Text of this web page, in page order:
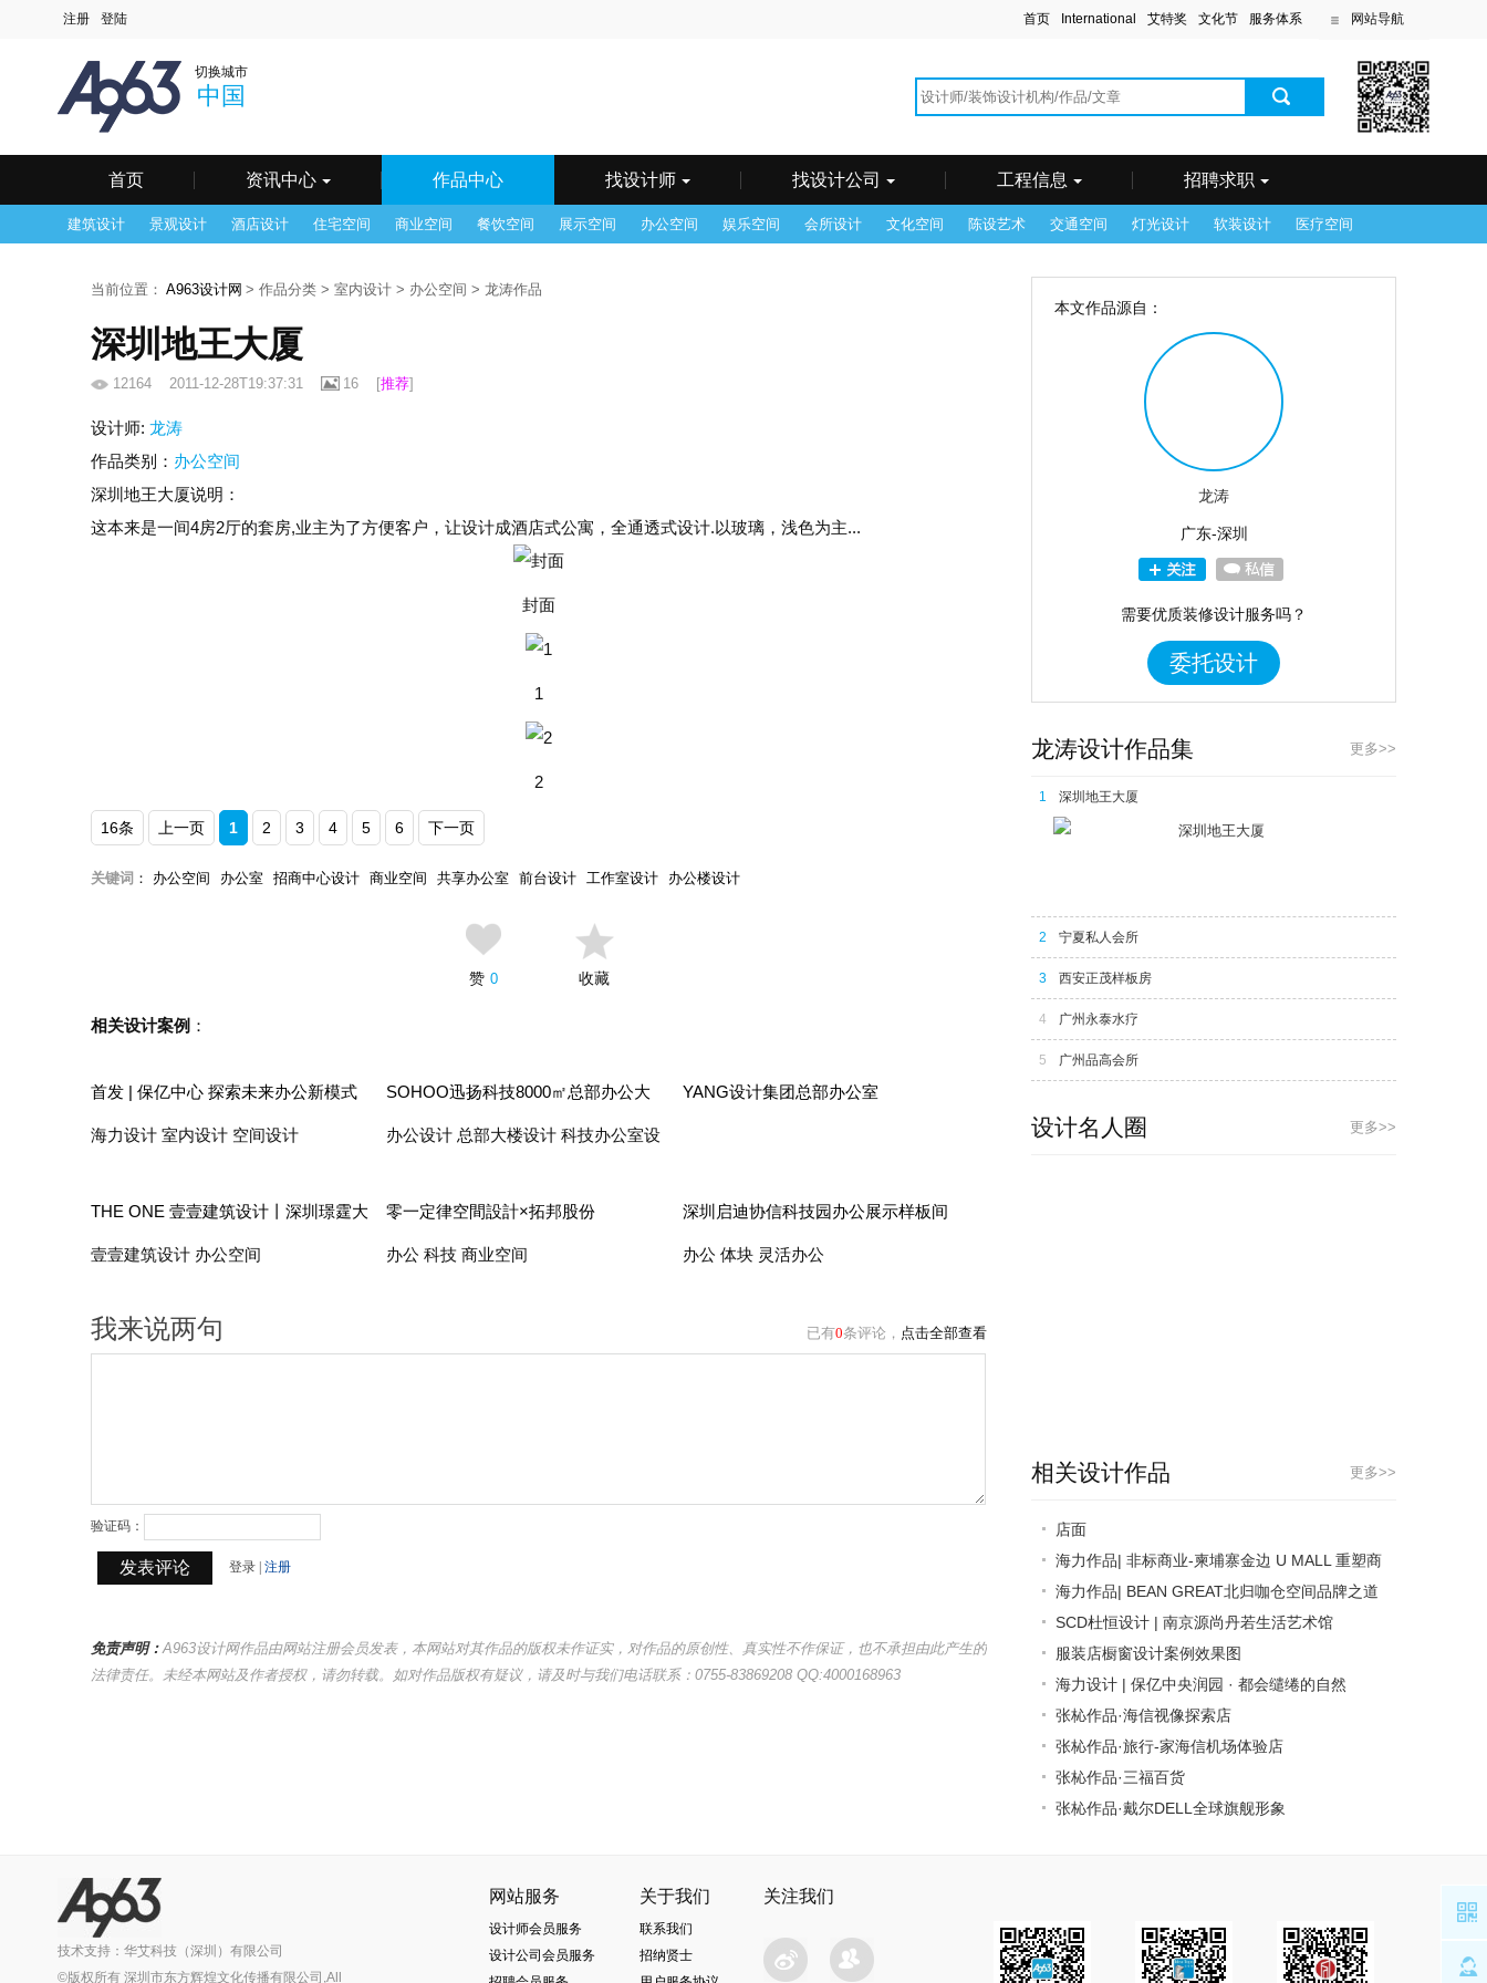
首页 International 艾特奖 文化节 服务体系 网站导航
切换城市
哈尔滨
南昌
银川
郑州 重庆
中国
首页 资讯中心 作品中心 找设计师 找设计公司 工程信息 招聘求职
建筑设计 景观设计 酒店设计 住宅空间 商业空间 餐饮空间 展示空间 办公空间 娱乐空间 会所设计 文化空间 陈设艺术 交通空间 灯光设计 软装设计 医疗空间
当前位置： A963设计网 > 作品分类 > 室内设计 > 办公空间 > 龙涛作品
深圳地王大厦
12164 2011-12-28T19:37:31 16 [推荐]
设计师: 龙涛
作品类别： 办公空间
深圳地王大厦说明：
这本来是一间4房2厅的套房,业主为了方便客户，让设计成酒店式公寓，全通透式设计.以玻璃，浅色为主...
封面
1
2
16条 上一页 1 2 3 4 5 6 下一页
关键词 ： 办公空间 办公室 招商中心设计 商业空间 共享办公室 前台设计 工作室设计 办公楼设计
赞 0 收藏
相关设计案例 ：
首发 | 保亿中心 探索未来办公新模式
海力设计 室内设计 空间设计
SOHOO迅扬科技8000㎡总部办公大
楼设计
办公设计 总部大楼设计 科技办公室设
YANG设计集团总部办公室
THE ONE 壹壹建筑设计丨深圳璟霆大
厦：理想办公，创新人文体验
壹壹建筑设计 办公空间
零一定律空間設計×拓邦股份
办公 科技 商业空间
深圳启迪协信科技园办公展示样板间
办公 体块 灵活办公
免责声明：A963设计网作品由网站注册会员发表，本网站对其作品的版权未作证实，对作品的原创性、真实性不作保证，也不承担由此产生的
法律责任。未经本网站及作者授权，请勿转载。如对作品版权有疑议，请及时与我们电话联系：0755-83869208 QQ:4000168963
本文作品源自：
龙涛
广东-深圳
需要优质装修设计服务吗？
委托设计
龙涛设计作品集 更多>>
1 深圳地王大厦
深圳地王大厦
2 宁夏私人会所
3 西安正茂样板房
4 广州永泰水疗
5 广州品高会所
设计名人圈 更多>>
相关设计作品 更多>>
店面
" target="_blank">店面
海力作品| 非标商业-柬埔寨金边 U MALL 重塑商
业新纪元
" target="_blank">海力作品| 非标商业-柬埔寨金边
U ...
海力作品| BEAN GREAT北归咖仓空间品牌之道
不仅只是“好看”
" target="_blank">海力作品| BEAN GREAT北归咖
仓空间...
SCD杜恒设计 | 南京源尚丹若生活艺术馆
" target="_blank">SCD杜恒设计 | 南京源尚丹若生
活艺术馆 [精 ]
服装店橱窗设计案例效果图
" target="_blank">服装店橱窗设计案例效果图
海力设计 | 保亿中央润园 · 都会缱绻的自然
" target="_blank">海力设计 | 保亿中央润园 · 都会
缱绻的自然
张杺作品·海信视像探索店
" target="_blank">张杺作品·海信视像探索店
张杺作品·旅行-家海信机场体验店
" target="_blank">张杺作品·旅行-家海信机场体验店
张杺作品·三福百货
" target="_blank">张杺作品·三福百货
张杺作品·戴尔DELL全球旗舰形象
技术支持：华艾科技（深圳）有限公司
©版权所有 深圳市东方辉煌文化传播有限公司,All
网站服务
设计师会员服务
设计公司会员服务
关于我们
联系我们
招纳贤士
关注我们